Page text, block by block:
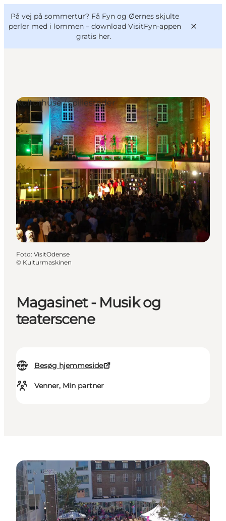
På vej på sommertur? Få Fyn og Øernes skjulte
perler med i lommen – download VisitFyn-appen
gratis her.
Oplevelser
Outdoor
Mad og drikke
Overnatning
Book lokale oplevelser
VisitFyn
Deutsch
Magasinet - Musik og
teaterscene
Besøg hjemmeside
Venner, Min partner
Kulturhuse / spillesteder
Foto: VisitOdense
© Kulturmaskinen